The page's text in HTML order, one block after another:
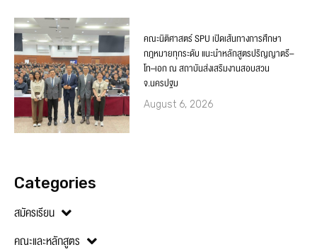
คณะนิติศาสตร์ SPU เปิดเส้นทางการศึกษา
กฎหมายทุกระดับ แนะนำหลักสูตรปริญญาตรี–
โท–เอก ณ สถาบันส่งเสริมงานสอบสวน
จ.นครปฐม
August 6, 2026
Categories
สมัครเรียน
คณะและหลักสูตร